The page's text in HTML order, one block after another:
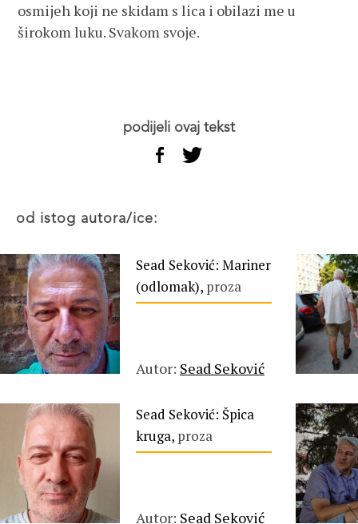
osmijeh koji ne skidam s lica i obilazi me u
širokom luku. Svakom svoje.
podijeli ovaj tekst
od istog autora/ice:
Sead Seković: Mariner
(odlomak), proza
Autor: Sead Seković
Sead Seković: Špica
kruga, proza
Autor: Sead Seković